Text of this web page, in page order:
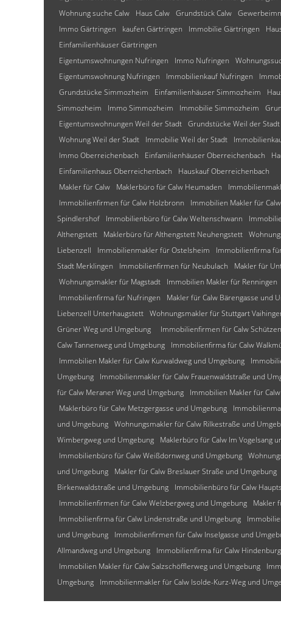
Wohnung suche Calw
Haus Calw Grundstück Calw
Immo Gärtringen
kaufen Gärtringen Immobilie Gärtringen
Einfamilienhäuser Gärtringen
Eigentumswohnungen Nufringen
Immo Nufringen
Eigentumswohnung Nufringen
Immobilienkauf Nufringen
Grundstücke Simmozheim
Einfamilienhäuser Simmozheim
Simmozheim
Immo Simmozheim Immobilie Simmozheim
Eigentumswohnungen Weil der Stadt Grundstücke Weil der Stadt
Wohnung Weil der Stadt
Immobilie Weil der Stadt
Immo Oberreichenbach
Einfamilienhäuser Oberreichenbach
Einfamilienhaus Oberreichenbach
Hauskauf Oberreichenbach
Makler für Calw
Maklerbüro für Calw Heumaden
Immobilienfirmen für Calw Holzbronn
Immobilien Makler für
Spindlershof
Immobilienbüro für Calw Weltenschwann
Althengstett
Maklerbüro für Althengstett Neuhengstett
Liebenzell
Immobilienmakler für Ostelsheim Immobilienfirma
Stadt Merklingen
Immobilienfirmen für Neubulach Makler für
Wohnungsmakler für Magstadt
Immobilien Makler für Renningen
Immobilienfirma für Nufringen
Makler für Calw Bärengasse und
Liebenzell Unterhaugstett Wohnungsmakler für Stuttgart
Grüner Weg und Umgebung
Immobilienfirmen für Calw
Calw Tannenweg und Umgebung
Immobilienfirma für Calw
Immobilien Makler für Calw Kurwaldweg und Umgebung
Umgebung
Immobilienmakler für Calw Frauenwaldstraße und
für Calw Meraner Weg und Umgebung
Immobilien Makler für
Maklerbüro für Calw Metzgergasse und Umgebung
und Umgebung Wohnungsmakler für Calw Rilkestraße und
Wimbergweg und Umgebung
Maklerbüro für Calw Im Vogelsang
Immobilienbüro für Calw Weißdornweg und Umgebung
und Umgebung
Makler für Calw Breslauer Straße und Umgebung
Birkenwaldstraße und Umgebung
Immobilienbüro für Calw
Immobilienfirmen für Calw Welzbergweg und Umgebung
Makler
Immobilienfirma für Calw Lindenstraße und Umgebung
und Umgebung
Immobilienfirmen für Calw Inselgasse und
Allmandweg und Umgebung
Immobilienfirma für Calw
Immobilien Makler für Calw Salzschöfflerweg und Umgebung
Umgebung
Immobilienmakler für Calw Isolde-Kurz-Weg und